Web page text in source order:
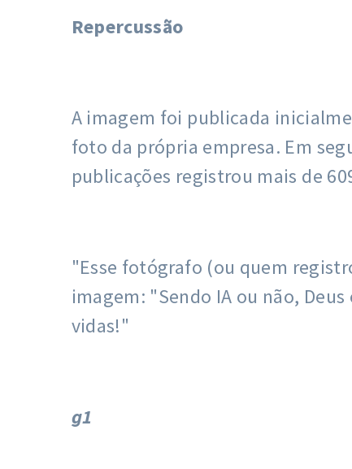
Repercussão
A imagem foi publicada
foto da própria empresa. Em
publicações registrou mais de
"Esse fotógrafo (ou quem
imagem: "Sendo IA ou não,
vidas!"
g1